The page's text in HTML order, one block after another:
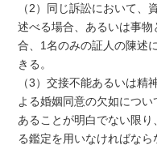
（2）同じ訴訟において、
述べる場合、あるいは事
合、1名のみの証人の陳述
きる。
（3）交接不能あるいは精
よる婚姻同意の欠如につ
あることが明白でない限
る鑑定を用いなければな